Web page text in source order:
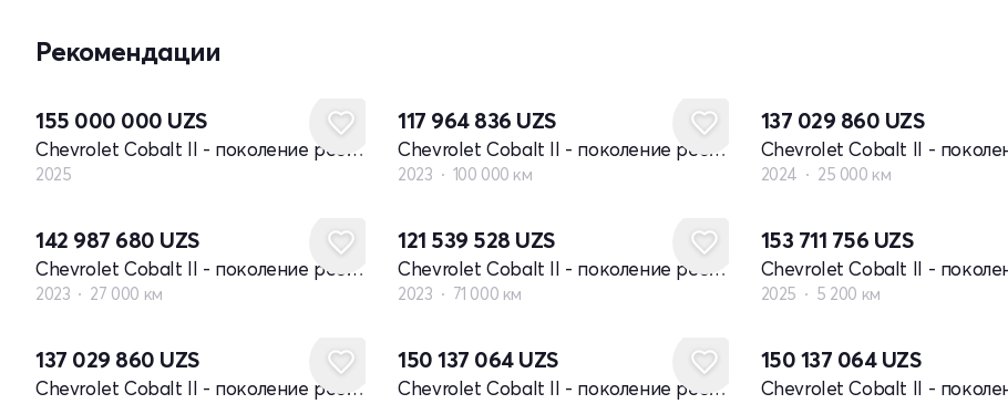
Рекомендации
155 000 000 UZS
Chevrolet Cobalt II - поколение рестайлинг
2025
117 964 836 UZS
Chevrolet Cobalt II - поколение рестайлинг
2023 100 000 км
137 029 860 UZS
2024 25 000 км
142 987 680 UZS
Chevrolet Cobalt II - поколение рестайлинг
2023 27 000 км
121 539 528 UZS
Chevrolet Cobalt II - поколение рестайлинг
2023 71 000 км
153 711 756 UZS
2025 5 200 км
137 029 860 UZS
Chevrolet Cobalt II - поколение рестайлинг
150 137 064 UZS
Chevrolet Cobalt II - поколение рестайлинг
150 137 064 UZS